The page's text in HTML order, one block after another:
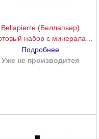
Bellapierre (Беллапьер)
набор с минералами
(Foundation Starter Set -
Medium), 1 шт.подробнее
Подробнее
Уже не производится